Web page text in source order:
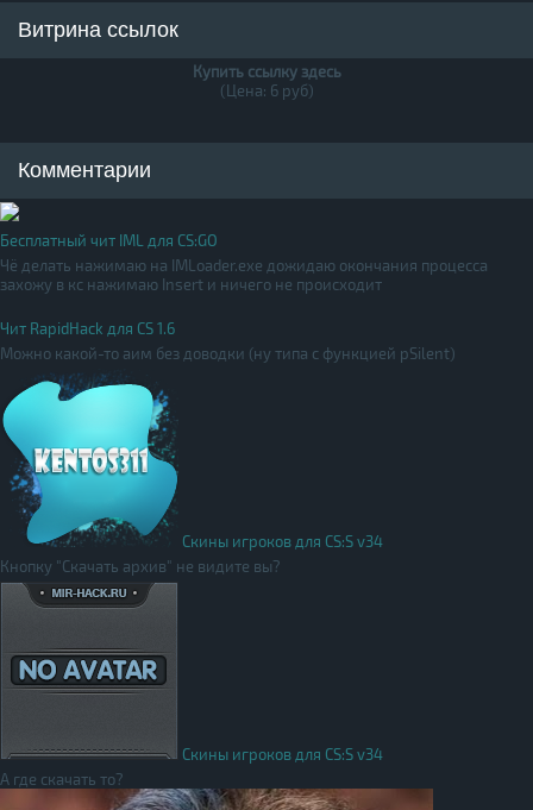
Витрина ссылок
Купить ссылку здесь
(Цена: 6 руб)
Комментарии
Бесплатный чит IML для CS:GO
Чё делать нажимаю на IMLoader.exe дожидаю окончания процесса
захожу в кс нажимаю Insert и ничего не происходит
Чит RapidHack для CS 1.6
Можно какой-то аим без доводки (ну типа с функцией pSilent)
Скины игроков для CS:S v34
Кнопку "Скачать архив" не видите вы?
Скины игроков для CS:S v34
А где скачать то?